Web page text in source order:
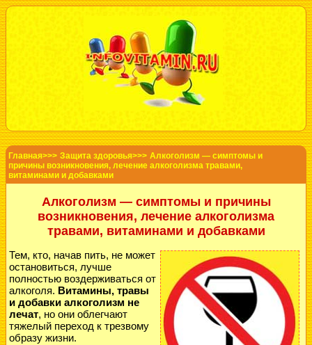
Главная>>> Защита здоровья>>> Алкоголизм — симптомы и
причины возникновения, лечение алкоголизма травами,
витаминами и добавками
Алкоголизм — симптомы и причины
возникновения, лечение алкоголизма
травами, витаминами и добавками
Тем, кто, начав пить, не может
остановиться, лучше
полностью воздерживаться от
алкоголя. Витамины, травы
и добавки алкоголизм не
лечат, но они облегчают
тяжелый переход к трезвому
образу жизни.